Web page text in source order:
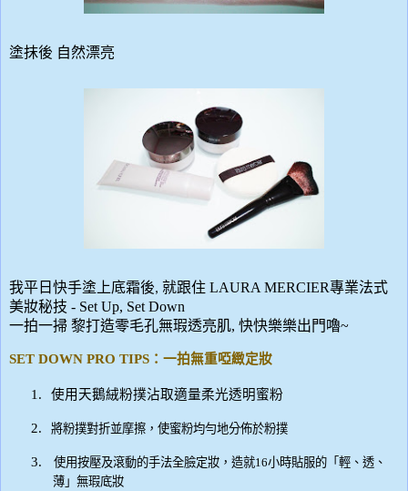
塗抹後 自然漂亮
我平日快手塗上底霜後, 就跟住 LAURA MERCIER專業法式
美妝秘技 - Set Up, Set Down
一拍一掃 黎打造零毛孔無瑕透亮肌, 快快樂樂出門嚕~
SET DOWN PRO TIPS ：一拍無重啞緻定妝
1. 使用天鵝絨粉撲沾取適量柔光透明蜜粉
2. 將粉撲對折並摩擦，使蜜粉均勻地分佈於粉撲
3. 使用按壓及滾動的手法全臉定妝，造就16小時貼服的「輕、透、
薄」無瑕底妝